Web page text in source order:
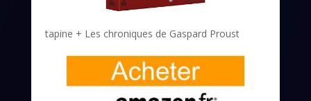
tapine + Les chroniques de Gaspard Proust